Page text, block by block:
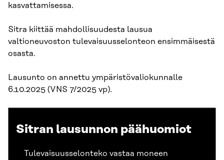
kasvattamisessa.
Sitra kiittää mahdollisuudesta lausua
valtioneuvoston tulevaisuusselonteon ensimmäisestä
osasta.
Lausunto on annettu ympäristövaliokunnalle
6.10.2025 (VNS 7/2025 vp).
Sitran lausunnon päähuomiot
Tulevaisuusselonteko vastaa moneen